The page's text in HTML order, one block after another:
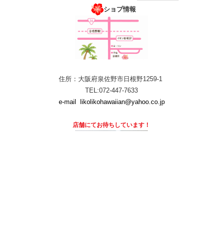
ショプ情報
住所：大阪府泉佐野市日根野1259-1
TEL:072-447-7633
e-mail
likolikohawaiian@yahoo.co.jp
店舗にてお待ちしています！